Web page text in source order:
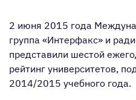
2 июня 2015 года
группа «Интерфакс» и
представили шестой
рейтинг университетов,
2014/2015 учебного года.